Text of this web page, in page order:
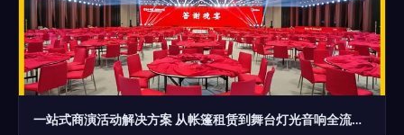
一站式商演活动解决方案 从帐篷租赁到舞台灯光音响全流程搭建